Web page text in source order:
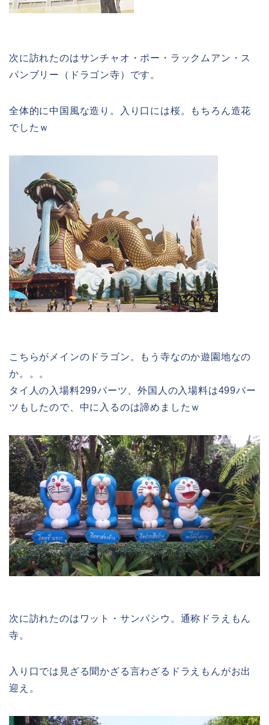
次に訪れたのはサンチャオ・ポー・ラックムアン・ス
パンブリー（ドラゴン寺）です。
全体的に中国風な造り。入り口には桜。もちろん造花
でしたｗ
こちらがメインのドラゴン。もう寺なのか遊園地なの
か。。。
タイ人の入場料299バーツ、外国人の入場料は499バー
ツもしたので、中に入るのは諦めましたｗ
次に訪れたのはワット・サンパシウ。通称ドラえもん
寺。
入り口では見ざる聞かざる言わざるドラえもんがお出
迎え。